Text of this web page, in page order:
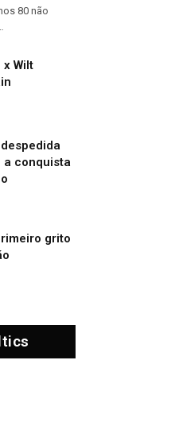
80 não
x Wilt
a conquista
grito